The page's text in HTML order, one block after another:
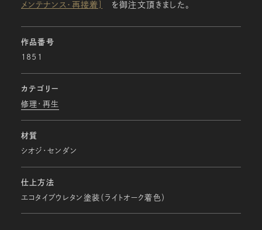
メンテナンス・再接着] を御注文頂きました。
作品番号
1851
カテゴリー
修理・再生
材質
シオジ・センダン
仕上方法
エコタイプウレタン塗装（ライトオーク着色）